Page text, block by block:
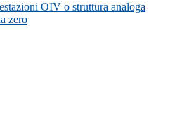
OIV o struttura analoga
zero